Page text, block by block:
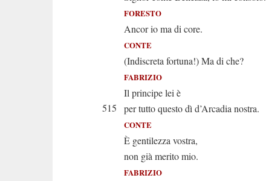
FORESTO
Ancor io ma di core.
CONTE
(Indiscreta fortuna!) Ma di che?
FABRIZIO
Il principe lei è
515
per tutto questo dì d’Arcadia nostra.
CONTE
È gentilezza vostra,
non già merito mio.
FABRIZIO